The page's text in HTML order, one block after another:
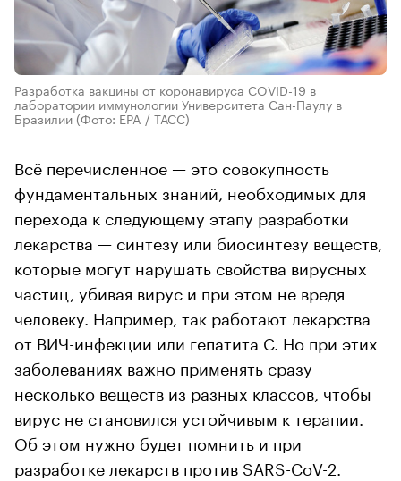
Разработка вакцины от коронавируса COVID-19 в
лаборатории иммунологии Университета Сан-Паулу в
Бразилии(Фото: EPA / ТАСС)
Всё перечисленное — это совокупность
фундаментальных знаний, необходимых для
перехода к следующему этапу разработки
лекарства — синтезу или биосинтезу веществ,
которые могут нарушать свойства вирусных
частиц, убивая вирус и при этом не вредя
человеку. Например, так работают лекарства
от ВИЧ-инфекции или гепатита C. Но при этих
заболеваниях важно применять сразу
несколько веществ из разных классов, чтобы
вирус не становился устойчивым к терапии.
Об этом нужно будет помнить и при
разработке лекарств против SARS-CoV-2.